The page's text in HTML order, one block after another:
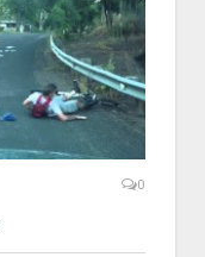
0